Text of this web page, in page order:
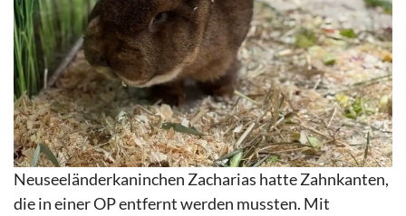
Neuseeländerkaninchen Zacharias hatte Zahnkanten,
die in einer OP entfernt werden mussten. Mit